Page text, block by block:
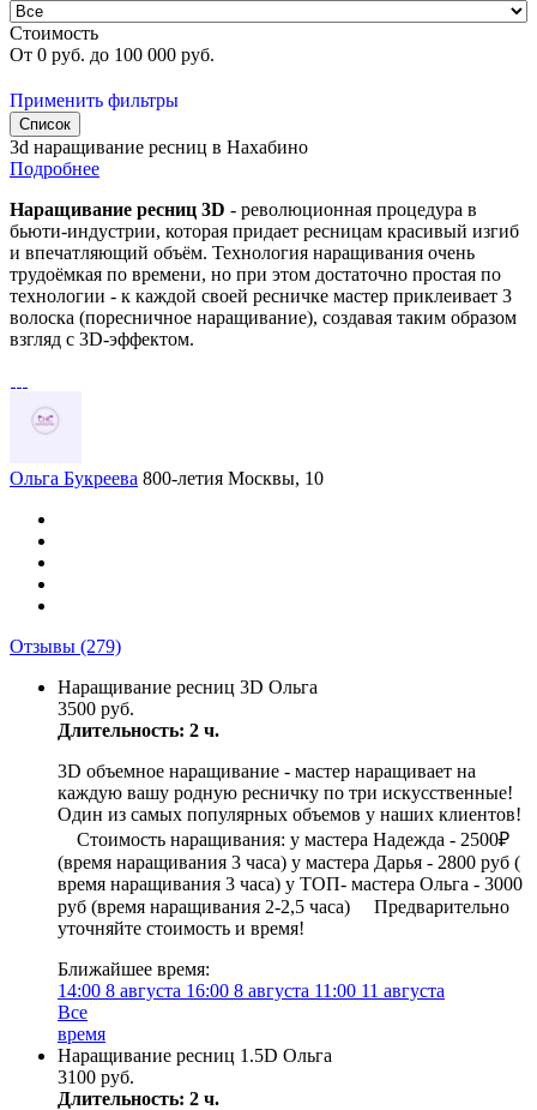
Стоимость
От 0 руб. до 100 000 руб.
Применить фильтры
Список
3d наращивание ресниц в Нахабино
Подробнее
Наращивание ресниц 3D - революционная процедура в
бьюти-индустрии, которая придает ресницам красивый изгиб
и впечатляющий объём. Технология наращивания очень
трудоёмкая по времени, но при этом достаточно простая по
технологии - к каждой своей ресничке мастер приклеивает 3
волоска (поресничное наращивание), создавая таким образом
взгляд с 3D-эффектом.
Ольга Букреева 800-летия Москвы, 10
Отзывы (279)
Наращивание ресниц 3D Ольга
3500 руб.
Длительность: 2 ч.
3D объемное наращивание - мастер наращивает на
каждую вашу родную ресничку по три искусственные!
Один из самых популярных объемов у наших клиентов!
⠀ Стоимость наращивания: у мастера Надежда - 2500₽
(время наращивания 3 часа) у мастера Дарья - 2800 руб (
время наращивания 3 часа) у ТОП- мастера Ольга - 3000
руб (время наращивания 2-2,5 часа) ⠀ Предварительно
уточняйте стоимость и время!
Ближайшее время:
14:00 8 августа 16:00 8 августа 11:00 11 августа
Все
время
Наращивание ресниц 1.5D Ольга
3100 руб.
Длительность: 2 ч.